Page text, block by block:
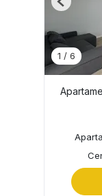
1 / 6
Previous